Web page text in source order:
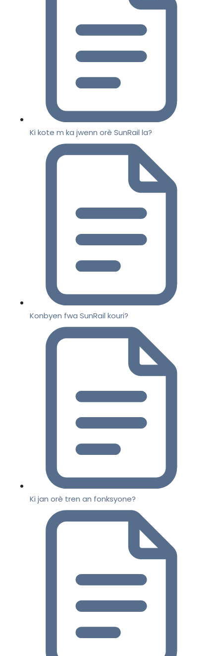
Ki kote m ka jwenn orè SunRail la?
Konbyen fwa SunRail kouri?
Ki jan orè tren an fonksyone?